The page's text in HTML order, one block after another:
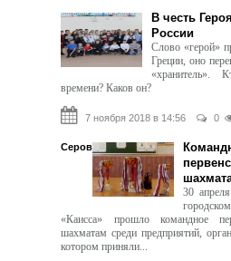
В честь Героя
России
Слово «герой»
Греции, оно
«хранитель».
времени? Каков он?
7 ноября 2018 в 14:56 0
Серов
30
«Каисса» прошло командное
шахматам среди предприятий,
котором приняли...